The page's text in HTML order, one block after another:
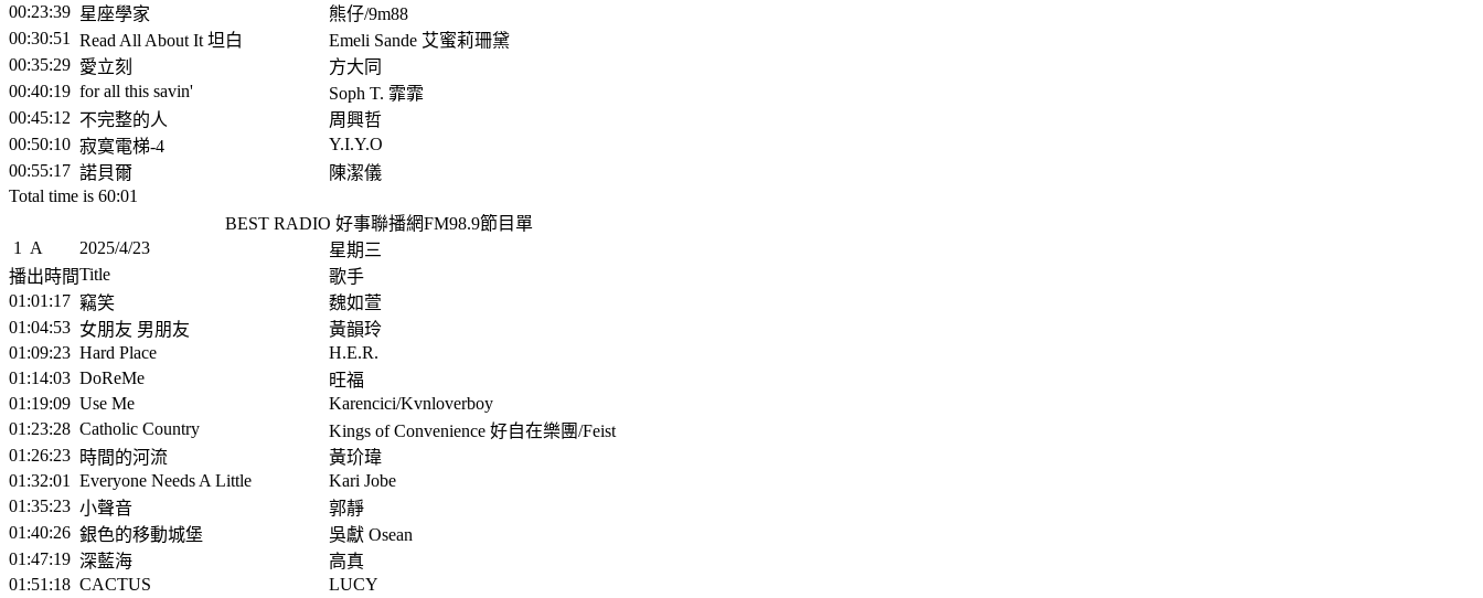
00:23:39 星座學家
熊仔/9m88
00:30:51
Read All About It 坦白
Emeli Sande 艾蜜莉珊黛
00:35:29 愛立刻
方大同
00:40:19 for all this savin'
Soph T. 霏霏
00:45:12 不完整的人
周興哲
00:50:10 寂寞電梯-4
Y.I.Y.O
00:55:17 諾貝爾
陳潔儀
Total time is 60:01
BEST RADIO 好事聯播網FM98.9節目單
1
A 2025/4/23
星期三
播出時間Title
歌手
01:01:17 竊笑
魏如萱
01:04:53 女朋友 男朋友
黃韻玲
01:09:23 Hard Place
H.E.R.
01:14:03 DoReMe
旺福
01:19:09 Use Me
Karencici/Kvnloverboy
01:23:28 Catholic Country
Kings of Convenience 好自在樂團/Feist
01:26:23 時間的河流
黃玠瑋
01:32:01
Everyone Needs A Little
Kari Jobe
01:35:23 小聲音
郭靜
01:40:26 銀色的移動城堡
吳獻 Osean
01:47:19 深藍海
高真
01:51:18 CACTUS
LUCY